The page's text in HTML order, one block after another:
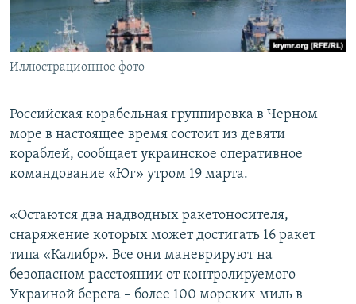
ПОБЕДИТЕЛЕЙ НЕ СУДЯТ?
КРЫМ.НЕПОКОРЕННЫЙ
ELIFBE
ПРИСОЕДИНЯЙТЕСЬ!
Все сайты RFE/RL
Иллюстрационное фото
Российская корабельная группировка в Черном
море в настоящее время состоит из девяти
кораблей, сообщает украинское оперативное
командование «Юг» утром 19 марта.
«Остаются два надводных ракетоносителя,
снаряжение которых может достигать 16 ракет
типа «Калибр». Все они маневрируют на
безопасном расстоянии от контролируемого
Украиной берега – более 100 морских миль в